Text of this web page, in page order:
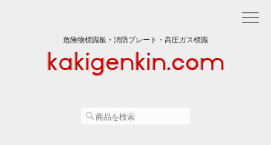
危険物標識板・消防プレート・高圧ガス標識